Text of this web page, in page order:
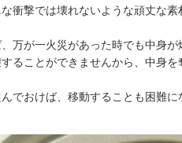
衝撃では壊れないような頑丈な
万が一火災があった時でも中身
ることができませんから、中身
でおけば、移動することも困難